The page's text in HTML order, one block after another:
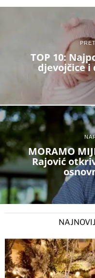
TOP 10:
djevojčice i
MORAMO
Rajović